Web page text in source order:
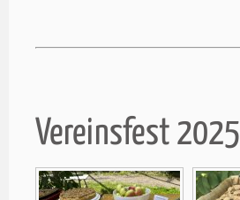
Vereinsfest 2025